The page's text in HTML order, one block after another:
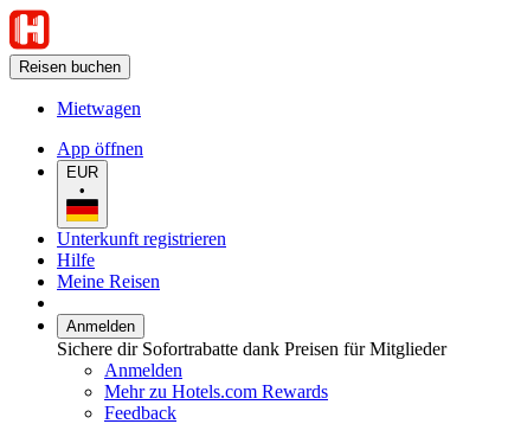
Reisen buchen
Mietwagen
App öffnen
EUR
•
Unterkunft registrieren
Hilfe
Meine Reisen
Anmelden
Sichere dir Sofortrabatte dank Preisen für Mitglieder
Anmelden
Mehr zu Hotels.com Rewards
Feedback